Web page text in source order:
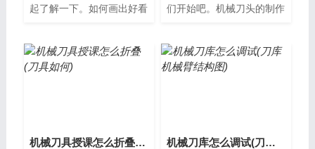
起了解一下。如何画出好看
的战斗力和...
们开始吧。机械刀头的制作
的制作过程...
机械刀具授课怎么折叠(刀具如何) 机械刀库怎么调试(刀库机械臂结构图)